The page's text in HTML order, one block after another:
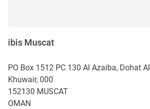
ibis Muscat
PO Box 1512 PC 130 Al Azaiba, Dohat
Khuwair, 000
152130 MUSCAT
OMAN